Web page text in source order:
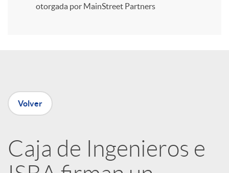
n
R
otorgada por MainStreet Partners
Volver
Caja de Ingenieros e